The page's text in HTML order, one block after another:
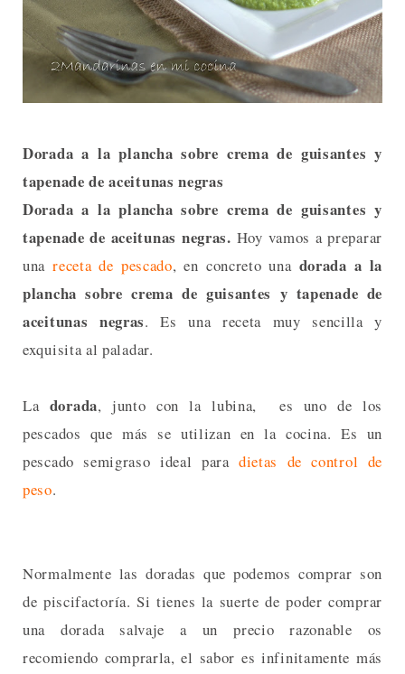
Dorada a la plancha sobre crema de guisantes y
tapenade de aceitunas negras
Dorada a la plancha sobre crema de guisantes y
tapenade de aceitunas negras. Hoy vamos a preparar
unareceta de pescado, en concreto una dorada a la
plancha sobre crema de guisantes y tapenade de
aceitunas negras. Es una receta muy sencilla y
exquisita al paladar.
La dorada, junto con la lubina, es uno de los
pescados que más se utilizan en la cocina. Es un
pescado semigraso ideal para dietas de control de
peso.
Normalmente las doradas que podemos comprar son
de piscifactoría. Si tienes la suerte de poder comprar
una dorada salvaje a un precio razonable os
recomiendo comprarla, el sabor es infinitamente más